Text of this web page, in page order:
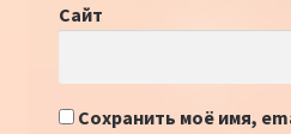
Сайт
Сохранить моё имя,